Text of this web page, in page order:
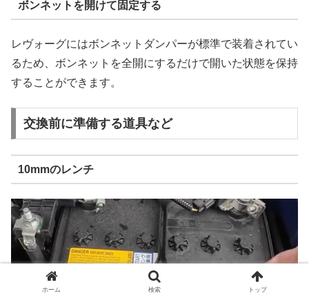
ボンネットを開けて固定する
レヴォーグにはボンネットダンパーが標準で装着されてい
るため、ボンネットを全開にするだけで開いた状態を保持
することができます。
交換前に準備する道具など
10mmのレンチ
ホーム 検索 トップ